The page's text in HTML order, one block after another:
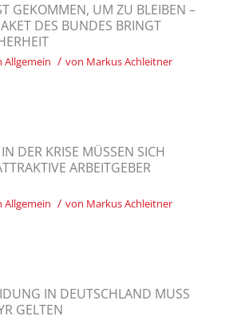
GEKOMMEN, UM ZU BLEIBEN –
DES BUNDES BRINGT
Allgemein / von Markus Achleitner
DER KRISE MÜSSEN SICH
ARBEITGEBER
Allgemein / von Markus Achleitner
IN DEUTSCHLAND MUSS
GELTEN